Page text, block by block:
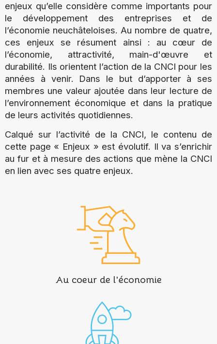
enjeux qu’elle considère comme importants pour
le développement des entreprises et de
l’économie neuchâteloises. Au nombre de quatre,
ces enjeux se résument ainsi : au cœur de
l’économie, attractivité, main-d'œuvre et
durabilité. Ils orientent l’action de la CNCI pour les
années à venir. Dans le but d’apporter à ses
membres une valeur ajoutée dans leur lecture de
l’environnement économique et dans la pratique
de leurs activités quotidiennes.
Calqué sur l’activité de la CNCI, le contenu de
cette page « Enjeux » est évolutif. Il va s’enrichir
au fur et à mesure des actions que mène la CNCI
en lien avec ses quatre enjeux.
Au coeur de l'économie